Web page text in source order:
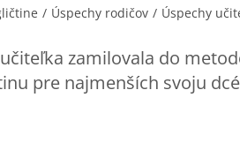
/ Úspechy rodičov / Úspechy
zamilovala do
pre najmenších svoju